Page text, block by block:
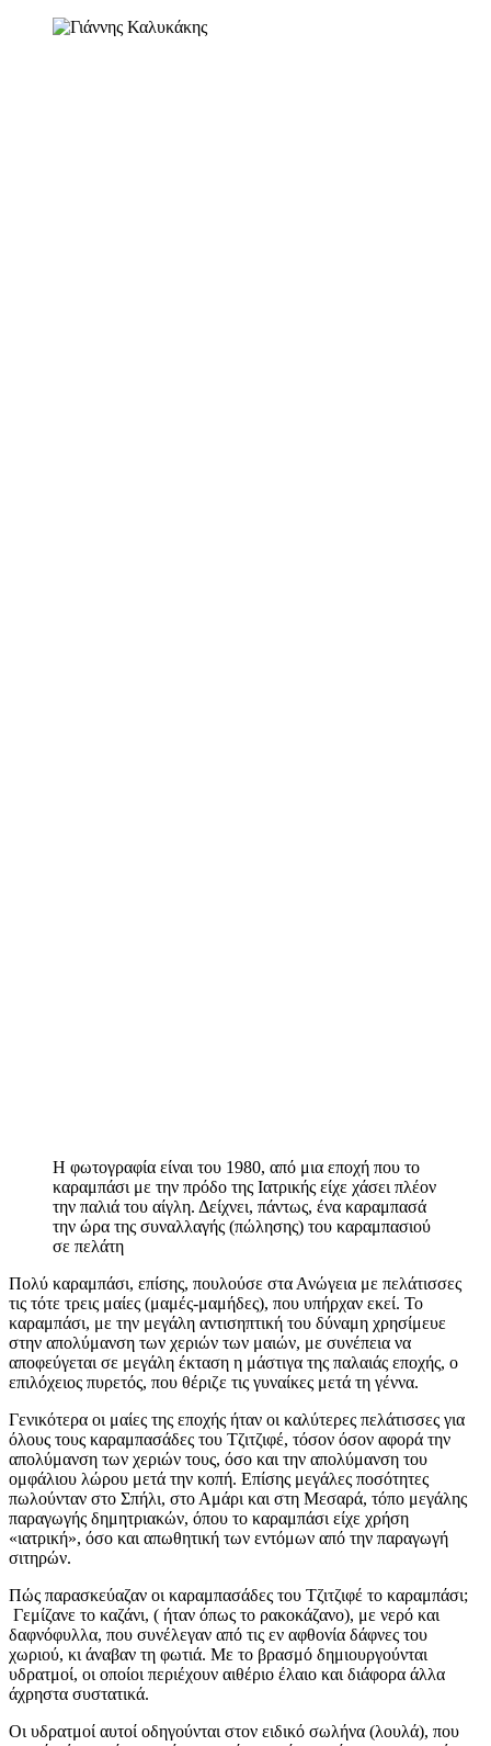
Η φωτογραφία είναι του 1980, από μια εποχή που το
καραμπάσι με την πρόδο της Ιατρικής είχε χάσει πλέον
την παλιά του αίγλη. Δείχνει, πάντως, ένα καραμπασά
την ώρα της συναλλαγής (πώλησης) του καραμπασιού
σε πελάτη
Πολύ καραμπάσι, επίσης, πουλούσε στα Ανώγεια με πελάτισσες
τις τότε τρεις μαίες (μαμές-μαμήδες), που υπήρχαν εκεί. Το
καραμπάσι, με την μεγάλη αντισηπτική του δύναμη χρησίμευε
στην απολύμανση των χεριών των μαιών, με συνέπεια να
αποφεύγεται σε μεγάλη έκταση η μάστιγα της παλαιάς εποχής, ο
επιλόχειος πυρετός, που θέριζε τις γυναίκες μετά τη γέννα.
Γενικότερα οι μαίες της εποχής ήταν οι καλύτερες πελάτισσες για
όλους τους καραμπασάδες του Τζιτζιφέ, τόσον όσον αφορά την
απολύμανση των χεριών τους, όσο και την απολύμανση του
ομφάλιου λώρου μετά την κοπή. Επίσης μεγάλες ποσότητες
πωλούνταν στο Σπήλι, στο Αμάρι και στη Μεσαρά, τόπο μεγάλης
παραγωγής δημητριακών, όπου το καραμπάσι είχε χρήση
«ιατρική», όσο και απωθητική των εντόμων από την παραγωγή
σιτηρών.
Πώς παρασκεύαζαν οι καραμπασάδες του Τζιτζιφέ το καραμπάσι;
Γεμίζανε το καζάνι, ( ήταν όπως το ρακοκάζανο), με νερό και
δαφνόφυλλα, που συνέλεγαν από τις εν αφθονία δάφνες του
χωριού, κι άναβαν τη φωτιά. Με το βρασμό δημιουργούνται
υδρατμοί, οι οποίοι περιέχουν αιθέριο έλαιο και διάφορα άλλα
άχρηστα συστατικά.
Οι υδρατμοί αυτοί οδηγούνται στον ειδικό σωλήνα (λουλά), που